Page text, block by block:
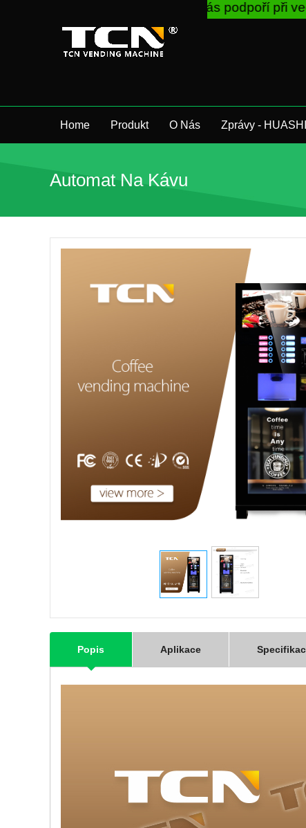
Home Produkt O Nás Zprávy -
Automat Na Kávu
Popis Aplikace
TCN China vás podpoří při vedení